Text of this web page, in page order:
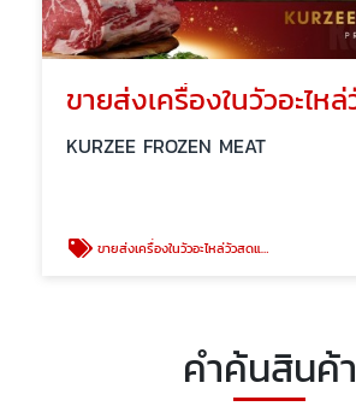
KURZEE FROZEN MEAT
ขายส่งเครื่องในวัวอะไหล่วัวสดและแช่แข็ง
คำค้นสินค้า